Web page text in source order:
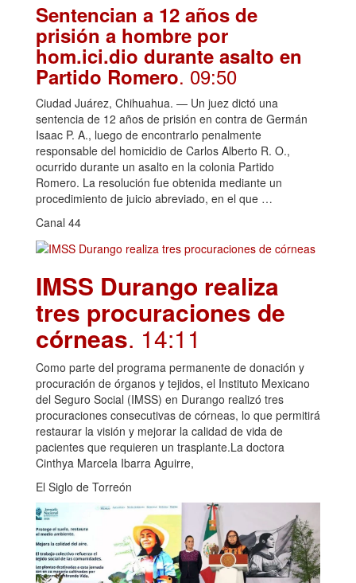
Sentencian a 12 años de
prisión a hombre por
hom.ici.dio durante asalto en
Partido Romero. 09:50
Ciudad Juárez, Chihuahua. — Un juez dictó una
sentencia de 12 años de prisión en contra de Germán
Isaac P. A., luego de encontrarlo penalmente
responsable del homicidio de Carlos Alberto R. O.,
ocurrido durante un asalto en la colonia Partido
Romero. La resolución fue obtenida mediante un
procedimiento de juicio abreviado, en el que …
Canal 44
IMSS Durango realiza
tres procuraciones de
córneas. 14:11
Como parte del programa permanente de donación y
procuración de órganos y tejidos, el Instituto Mexicano
del Seguro Social (IMSS) en Durango realizó tres
procuraciones consecutivas de córneas, lo que permitirá
restaurar la visión y mejorar la calidad de vida de
pacientes que requieren un trasplante.La doctora
Cinthya Marcela Ibarra Aguirre,
El Siglo de Torreón